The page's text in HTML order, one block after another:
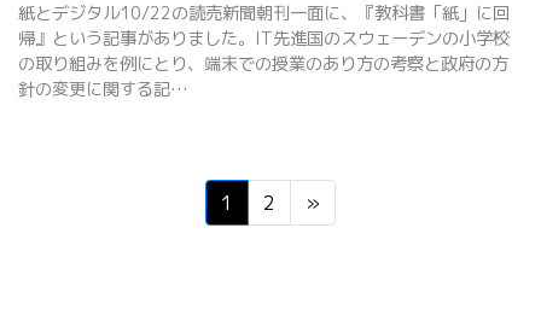
紙とデジタル10/22の読売新聞朝刊一面に、『教科書「紙」に回
帰』という記事がありました。IT先進国のスウェーデンの小学校
の取り組みを例にとり、端末での授業のあり方の考察と政府の方
針の変更に関する記…
1 2 »